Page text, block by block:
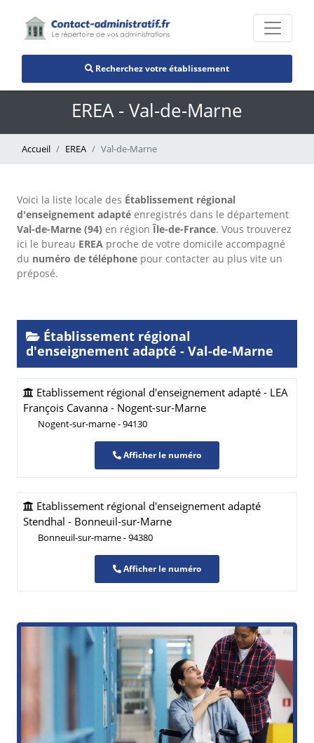
Recherchez votre établissement
EREA - Val-de-Marne
Accueil EREA Val-de-Marne
Voici la liste locale des Établissement régional
d'enseignement adapté enregistrés dans le département
Val-de-Marne (94) en régionÎle-de-France. Vous trouverez
ici le bureau EREA proche de votre domicile accompagné
du numéro de téléphone pour contacter au plus vite un
préposé.
Établissement régional
d'enseignement adapté - Val-de-Marne
Etablissement régional d'enseignement adapté - LEA
François Cavanna - Nogent-sur-Marne
Nogent-sur-marne - 94130
Afficher le numéro
Etablissement régional d'enseignement adapté
Stendhal - Bonneuil-sur-Marne
Bonneuil-sur-marne - 94380
Afficher le numéro